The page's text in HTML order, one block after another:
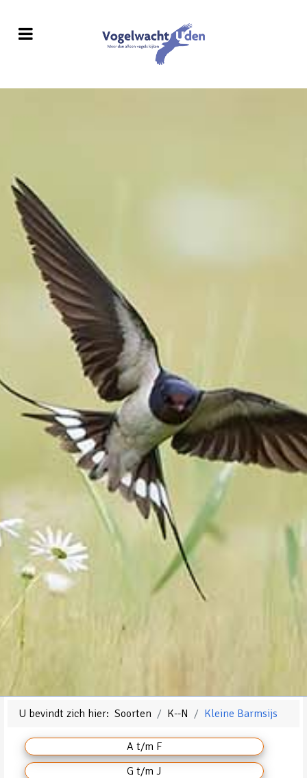
U bevindt zich hier:Soorten K--N Kleine Barmsijs
A t/m F
G t/m J